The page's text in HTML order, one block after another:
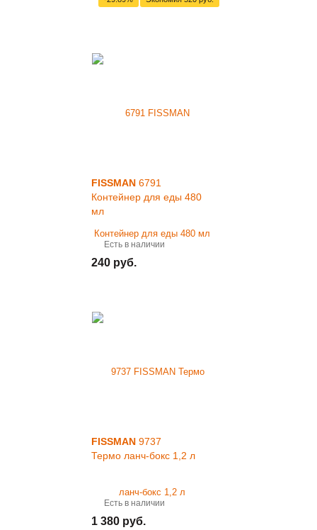
FISSMAN 6791
Контейнер для еды 480
мл
Есть в наличии
240 руб.
FISSMAN 9737
Термо ланч-бокс 1,2 л
Есть в наличии
1 380 руб.